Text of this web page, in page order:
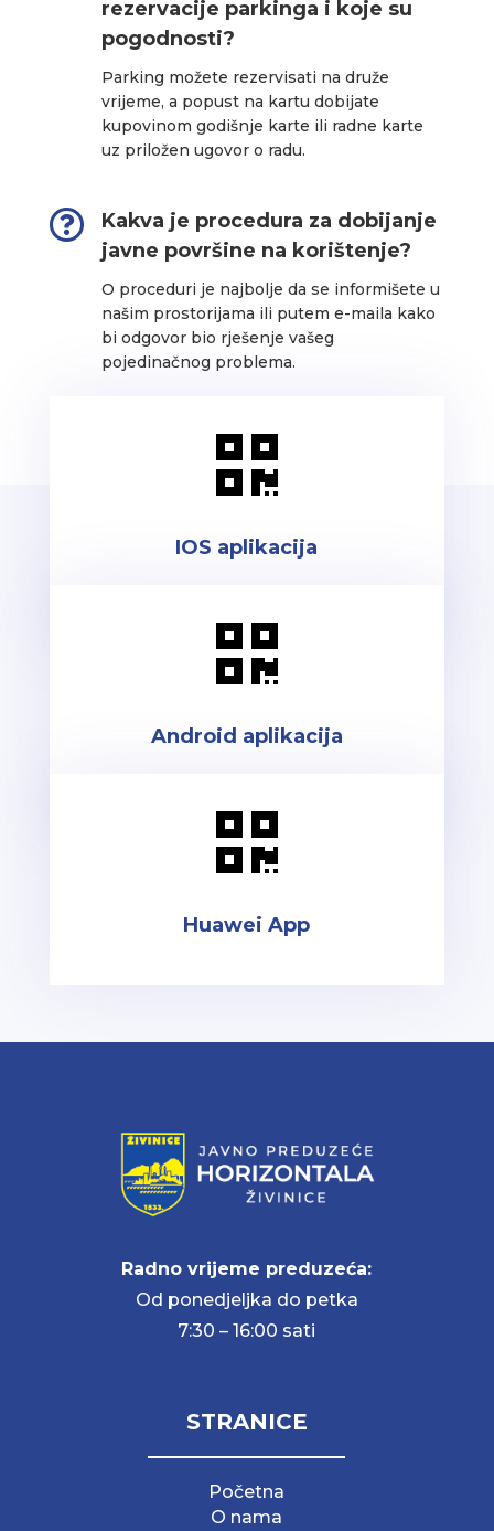
rezervacije parkinga i koje su
pogodnosti?
Parking možete rezervisati na druže
vrijeme, a popust na kartu dobijate
kupovinom godišnje karte ili radne karte
uz priložen ugovor o radu.

Kakva je procedura za dobijanje
javne površine na korištenje?
O proceduri je najbolje da se informišete u
našim prostorijama ili putem e-maila kako
bi odgovor bio rješenje vašeg
pojedinačnog problema.

IOS aplikacija

Android aplikacija

Huawei App
Radno vrijeme preduzeća:
Od ponedjeljka do petka
7:30 – 16:00 sati
STRANICE
Početna
O nama